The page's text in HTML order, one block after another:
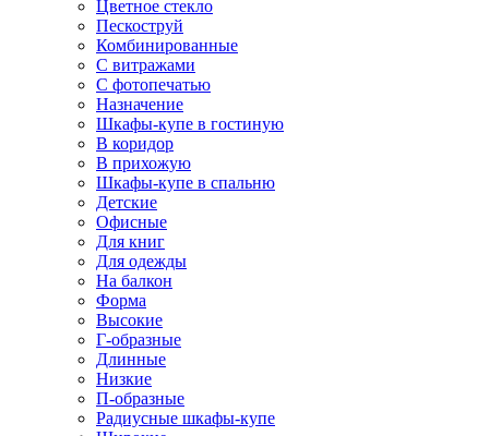
Цветное стекло
Пескоструй
Комбинированные
С витражами
С фотопечатью
Назначение
Шкафы-купе в гостиную
В коридор
В прихожую
Шкафы-купе в спальню
Детские
Офисные
Для книг
Для одежды
На балкон
Форма
Высокие
Г-образные
Длинные
Низкие
П-образные
Радиусные шкафы-купе